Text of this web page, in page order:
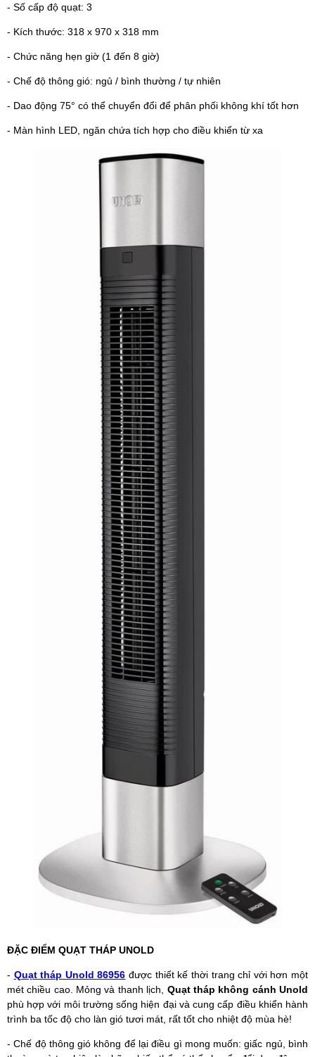
- Số cấp độ quạt: 3
- Kích thước: 318 x 970 x 318 mm
- Chức năng hẹn giờ (1 đến 8 giờ)
- Chế độ thông gió: ngủ / bình thường / tự nhiên
- Dao động 75° có thể chuyển đổi để phân phối không khí tốt hơn
- Màn hình LED, ngăn chứa tích hợp cho điều khiển từ xa
ĐẶC ĐIỂM QUẠT THÁP UNOLD
- Quạt tháp Unold 86956 được thiết kế thời trang chỉ với hơn một
mét chiều cao. Mỏng và thanh lịch, Quạt tháp không cánh Unold
phù hợp với môi trường sống hiện đại và cung cấp điều khiển hành
trình ba tốc độ cho làn gió tươi mát, rất tốt cho nhiệt độ mùa hè!
- Chế độ thông gió không để lại điều gì mong muốn: giấc ngủ, bình